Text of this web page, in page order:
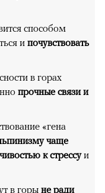
способом
и почувствовать
в горах
прочные связи и
«гена
чаще
к стрессуи
в горы не ради